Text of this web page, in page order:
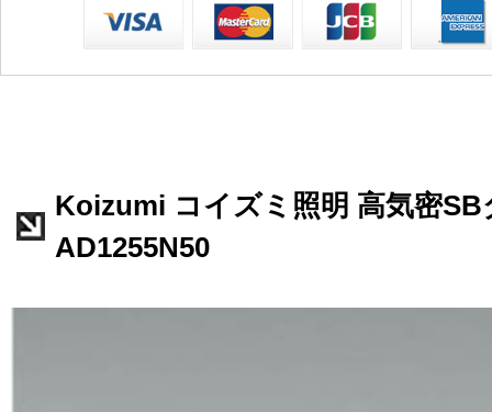
Koizumi コイズミ照明 高気密
AD1255N50